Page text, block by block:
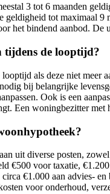
3 tot 6 maanden
tot maximaal
het bindend aanbod. De
tijdens de looptijd?
als deze niet
bij belangrijke
Ook is een
Een woningbezitter
uit diverse posten,
€500 voor taxatie,
€1.000 aan advies-
voor onderhoud,